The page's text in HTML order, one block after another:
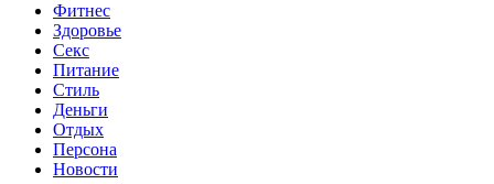
Фитнес
Здоровье
Секс
Питание
Стиль
Деньги
Отдых
Персона
Новости